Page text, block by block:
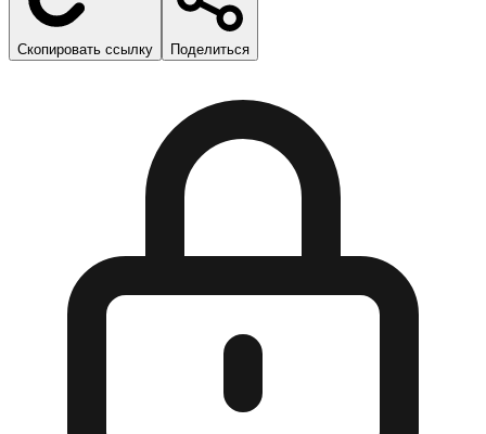
Скопировать ссылку Поделиться